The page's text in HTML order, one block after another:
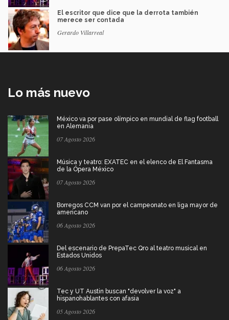
El escritor que dice que la derrota también
merece ser contada
Gerardo Villarreal
Lo más nuevo
México va por pase olímpico en mundial de flag football
en Alemania
07 Agosto 2026
Música y teatro: EXATEC en el elenco de El Fantasma
de la Ópera México
07 Agosto 2026
Borregos CCM van por el campeonato en liga mayor de
americano
06 Agosto 2026
Del escenario de PrepaTec Qro al teatro musical en
Estados Unidos
06 Agosto 2026
Tec y UT Austin buscan "devolver la voz" a
hispanohablantes con afasia
05 Agosto 2026